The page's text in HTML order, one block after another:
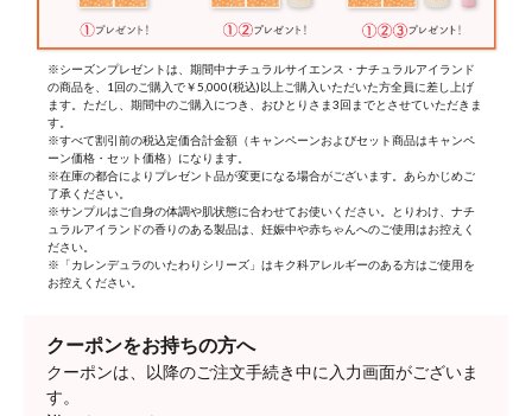
※シーズンプレゼントは、期間中ナチュラルサイエンス・ナチュラルアイランド
の商品を、1回のご購入で￥5,000(税込)以上ご購入いただいた方全員に差し上げ
ます。ただし、期間中のご購入につき、おひとりさま3回までとさせていただきま
す。
※すべて割引前の税込定価合計金額（キャンペーンおよびセット商品はキャンペ
ーン価格・セット価格）になります。
※在庫の都合によりプレゼント品が変更になる場合がございます。あらかじめご
了承ください。
※サンプルはご自身の体調や肌状態に合わせてお使いください。とりわけ、ナチ
ュラルアイランドの香りのある製品は、妊娠中や赤ちゃんへのご使用はお控えく
ださい。
※「カレンデュラのいたわりシリーズ」はキク科アレルギーのある方はご使用を
お控えください。
クーポンをお持ちの方へ
クーポンは、以降のご注文手続き中に入力画面がございま
す。